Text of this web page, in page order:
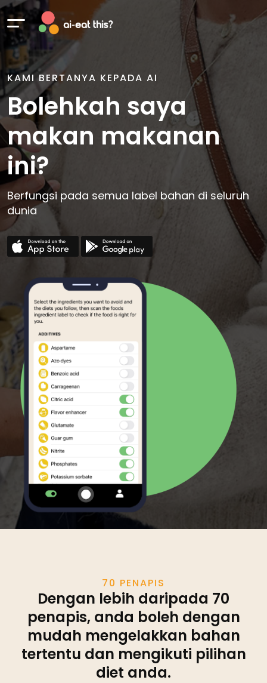
KAMI BERTANYA KEPADA AI
Bolehkah saya
makan makanan
ini?
Berfungsi pada semua label bahan di seluruh
dunia
70 PENAPIS
Dengan lebih daripada 70
penapis, anda boleh dengan
mudah mengelakkan bahan
tertentu dan mengikuti pilihan
diet anda.